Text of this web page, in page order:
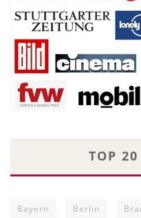
TOP 20
Bayern Berlin